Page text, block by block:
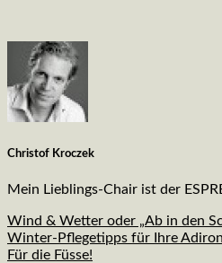
Christof Kroczek
Mein Lieblings-Chair ist der
Wind & Wetter oder „Ab in den
Winter-Pflegetipps für Ihre
Für die Füsse!